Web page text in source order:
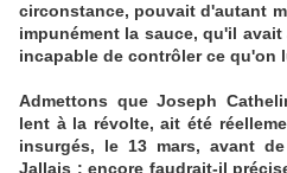
circonstance, pouvait d'autant
impunément la sauce, qu'il
incapable de contrôler ce qu'on
Admettons que Joseph
lent à la révolte, ait été
insurgés, le 13 mars, avant
Jallais ; encore faudrait-il